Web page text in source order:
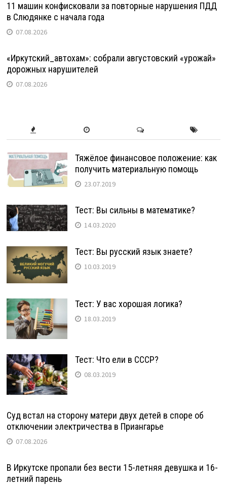
11 машин конфисковали за повторные нарушения ПДД
в Слюдянке с начала года
07.08.2026
«Иркутский_автохам»: собрали августовский «урожай»
дорожных нарушителей
07.08.2026
Тяжёлое финансовое положение: как
получить материальную помощь
23.07.2019
Тест: Вы сильны в математике?
14.03.2020
Тест: Вы русский язык знаете?
10.03.2019
Тест: У вас хорошая логика?
18.03.2019
Тест: Что ели в СССР?
08.03.2019
Суд встал на сторону матери двух детей в споре об
отключении электричества в Приангарье
07.08.2026
В Иркутске пропали без вести 15-летняя девушка и 16-
летний парень